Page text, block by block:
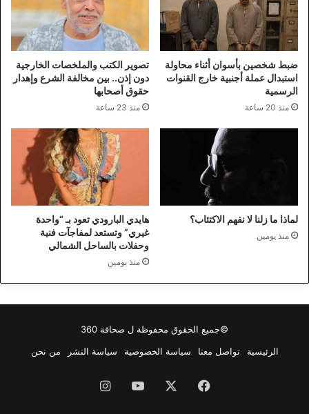
ضبط شخصين بأسوان أثناء محاولة
استبدال عملة أجنبية خارج القنوات
الرسمية
منذ 20 ساعة
تصوير الكتب والملخصات الخارجية
دون إذن.. بين مخالفة الشرع وإهدار
حقوق أصحابها
منذ 23 ساعة
لماذا ما زلنا لا نفهم الاكتئاب؟
منذ يومين
هايدي البارودي تعود بـ “واحدة
غيري” وتستعد لمفاجآت فنية
وحفلات بالساحل الشمالي
منذ يومين
©جميع الحقوق محفوظة ل صحافة 360
الرئيسية
تواصل معنا سياسة الخصوصية سياسة النشر من نحن
فيسبوك ‫YouTube